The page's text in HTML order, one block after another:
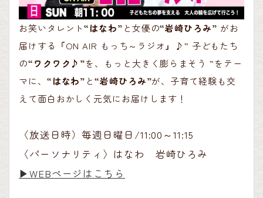
お笑いタレント“はなわ” と女優の“岩崎ひろみ” がお
届けする『ON AIR もっち～ラジオ』♪” 子どもたち
の“ワクワク♪”を、もっと大きく膨らまそう ”をテー
マに、 “はなわ” と“岩崎ひろみ”が、子育て経験も交
えて面白おかしく元気にお届けします！
〈放送日時）毎週日曜日/11:00～11:15
〈パーソナリティ〉はなわ 岩崎ひろみ
▶︎WEBページはこちら